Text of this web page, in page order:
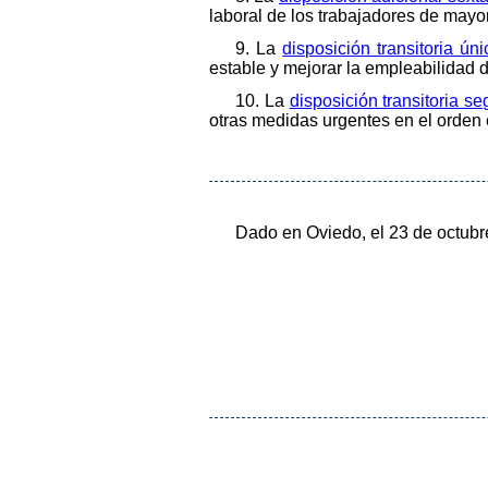
laboral de los trabajadores de
9. Ladisposición transitoria
estable y mejorar la empleabilidad
10. La disposición transitoria
otras medidas urgentes en el
Dado en Oviedo, el 23 de